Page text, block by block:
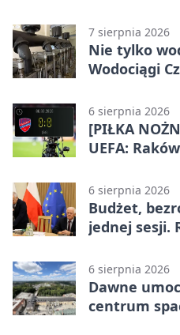
7 sierpnia 2026
Nie tylko
Wodociągi
6 sierpnia 2026
[PIŁKA
UEFA:
meczu III
6 sierpnia 2026
Budżet,
jednej sesji.
6 sierpnia 2026
Dawne
centrum